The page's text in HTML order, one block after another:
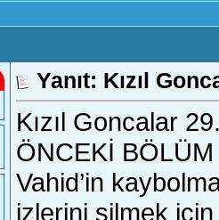
Yanıt: Kızıl
Kızıl Goncalar
ÖNCEKİ BÖLÜM
Vahid’in
izlerini silmek